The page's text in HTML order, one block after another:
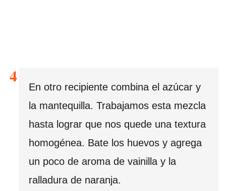
En otro recipiente combina el azúcar y
la mantequilla. Trabajamos esta mezcla
hasta lograr que nos quede una textura
homogénea. Bate los huevos y agrega
un poco de aroma de vainilla y la
ralladura de naranja.